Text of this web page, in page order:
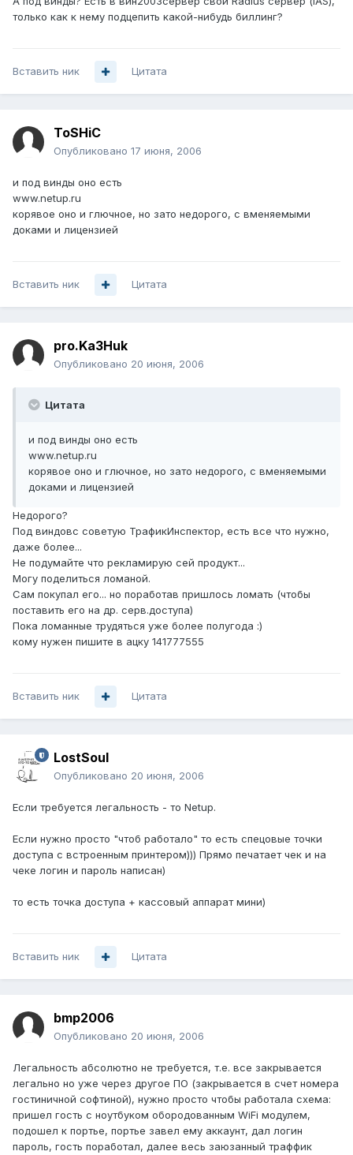
только как к нему подцепить какой-нибудь биллинг?
Вставить ник Цитата
ToSHiC
Опубликовано 17 июня, 2006
и под винды оно есть
www.netup.ru
корявое оно и глючное, но зато недорого, с вменяемыми
доками и лицензией
Вставить ник Цитата
pro.Ka3Huk
Опубликовано 20 июня, 2006
Цитата
и под винды оно есть
www.netup.ru
корявое оно и глючное, но зато недорого, с вменяемыми
доками и лицензией
Недорого?
Под виндовс советую ТрафикИнспектор, есть все что нужно,
даже более...
Не подумайте что рекламирую сей продукт...
Могу поделиться ломаной.
Сам покупал его... но поработав пришлось ломать (чтобы
поставить его на др. серв.доступа)
Пока ломанные трудяться уже более полугода :)
кому нужен пишите в ацку 141777555
Вставить ник Цитата
LostSoul
Опубликовано 20 июня, 2006
Если требуется легальность - то Netup.
Если нужно просто "чтоб работало" то есть спецовые точки
доступа с встроенным принтером))) Прямо печатает чек и на
чеке логин и пароль написан)
то есть точка доступа + кассовый аппарат мини)
Вставить ник Цитата
bmp2006
Опубликовано 20 июня, 2006
Легальность абсолютно не требуется, т.е. все закрывается
легально но уже через другое ПО (закрывается в счет номера
гостиничной софтиной), нужно просто чтобы работала схема:
пришел гость с ноутбуком обородованным WiFi модулем,
подошел к портье, портье завел ему аккаунт, дал логин
пароль, гость поработал, далее весь заюзанный траффик